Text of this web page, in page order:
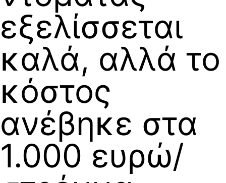
εξελίσσεται
καλά, αλλά το
κόστος
ανέβηκε στα
1.000 ευρώ/